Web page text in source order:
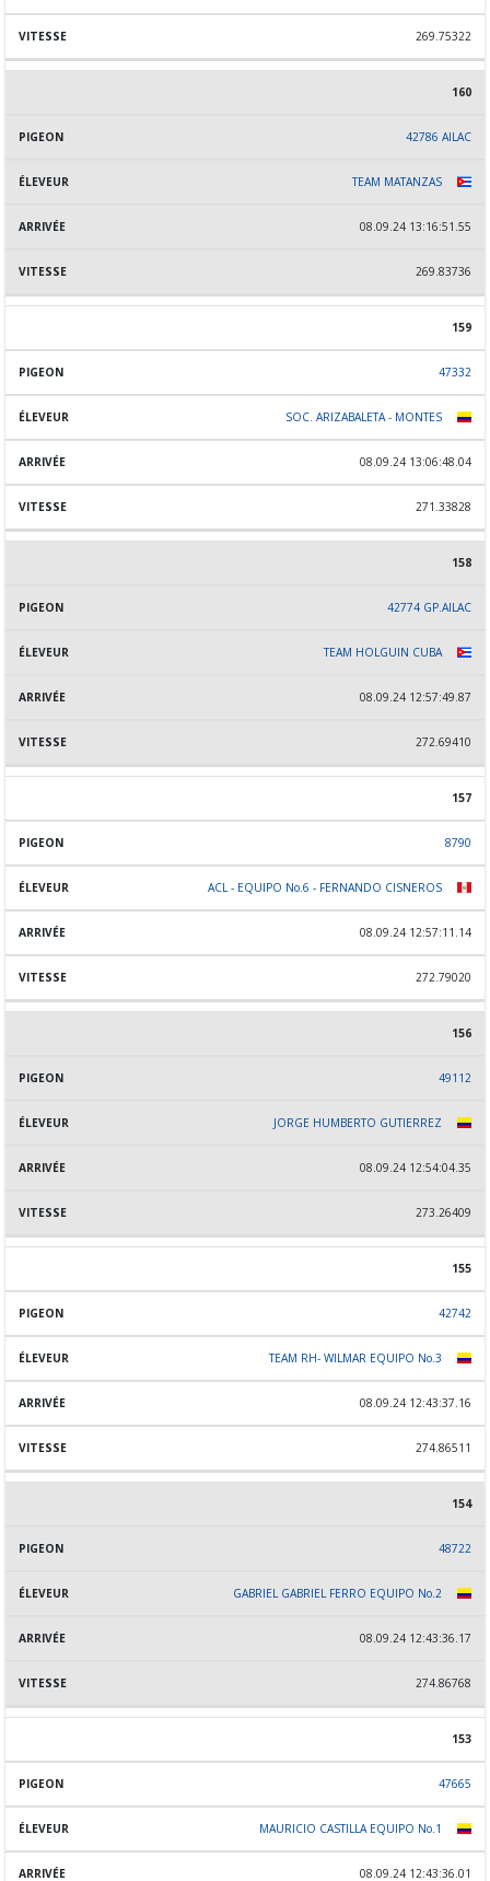
269.75322
160
42786 AILAC
TEAM MATANZAS
08.09.24 13:16:51.55
269.83736
159
47332
SOC. ARIZABALETA - MONTES
08.09.24 13:06:48.04
271.33828
158
42774 GP.AILAC
TEAM HOLGUIN CUBA
08.09.24 12:57:49.87
272.69410
157
8790
ACL - EQUIPO No.6 - FERNANDO CISNEROS
08.09.24 12:57:11.14
272.79020
156
49112
JORGE HUMBERTO GUTIERREZ
08.09.24 12:54:04.35
273.26409
155
42742
TEAM RH- WILMAR EQUIPO No.3
08.09.24 12:43:37.16
274.86511
154
48722
GABRIEL GABRIEL FERRO EQUIPO No.2
08.09.24 12:43:36.17
274.86768
153
47665
MAURICIO CASTILLA EQUIPO No.1
08.09.24 12:43:36.01